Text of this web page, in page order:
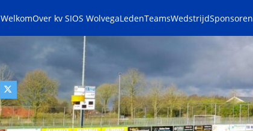
WelkomOver kv SIOS WolvegaLedenTeamsWedstrijdSponsoren